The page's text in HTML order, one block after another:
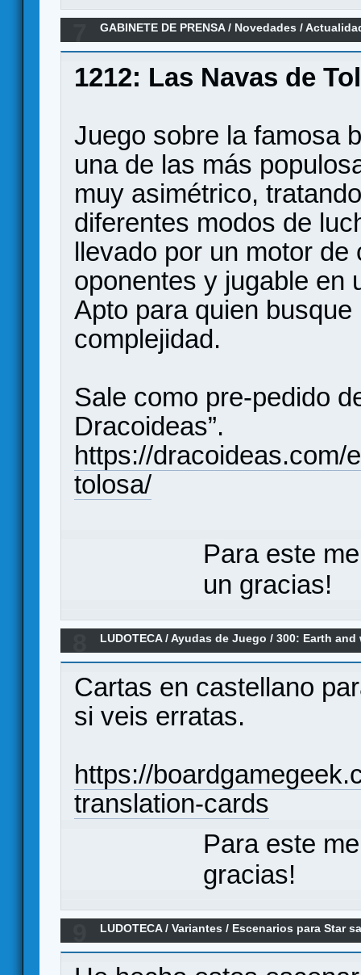
GABINETE DE PRENSA/ Novedades /
(Dracoideas)
1212: Las Navas de
Juego sobre la famosa
una de las más
muy asimétrico,
diferentes modos de
llevado por un motor
oponentes y jugable en
Apto para quien
complejidad.
Sale como pre-pedido
Dracoideas”.
https://dracoideas.com/
tolosa/
Para este
un gracias!
LUDOTECA/Ayudas de Juego /300: Earth and
Cartas en castellano
si veis erratas.
https://
translation-cards
Para este
gracias!
LUDOTECA/Variantes / Escenarios para Star